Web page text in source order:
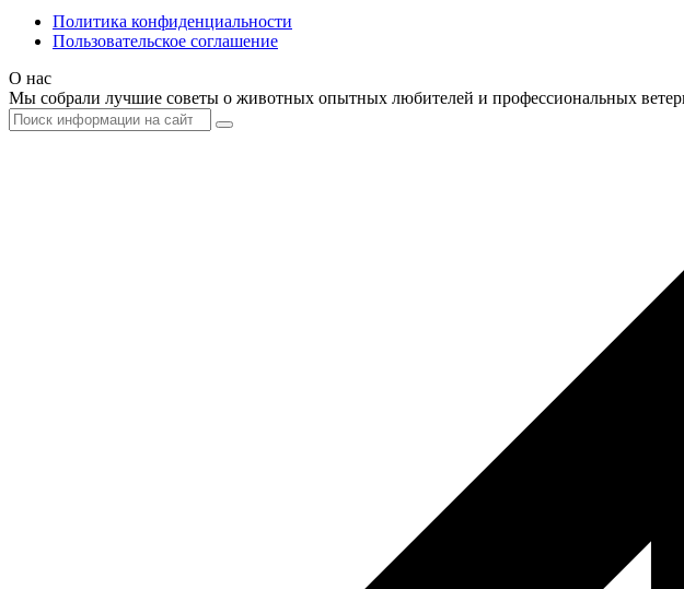
Политика конфиденциальности
Пользовательское соглашение
О нас
Мы собрали лучшие советы о животных опытных любителей и профессиональных